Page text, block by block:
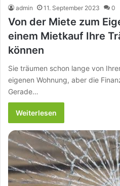
admin 11. September 2023 0
Von der Miete zum
einem Mietkauf Ihre
können
Sie träumen schon lange von
eigenen Wohnung, aber die
Gerade…
Weiterlesen